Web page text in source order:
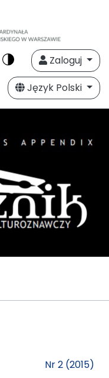
Zaloguj
Język Polski
Nr 2 (2015)